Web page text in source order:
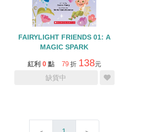
FAIRYLIGHT FRIENDS 01: A
MAGIC SPARK
紅利 0 點 79 折 138元
缺貨中